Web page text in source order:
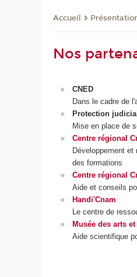
Accueil
Nos
CNED
Dans le cadre de
Protection
Mise en place de
Centre régional
Développement et
des formations
Centre régional
Aide et conseils
Handi'Cnam
Le centre de
Musée des arts
Aide scientifique